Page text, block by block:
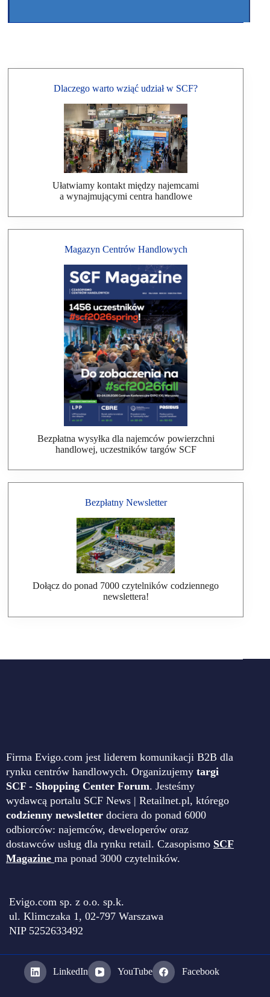
Dlaczego warto wziąć udział w SCF?
Ułatwiamy kontakt między najemcami
a wynajmującymi centra handlowe
Magazyn Centrów Handlowych
Bezpłatna wysyłka dla najemców powierzchni
handlowej, uczestników targów SCF
Bezpłatny Newsletter
Dołącz do ponad 7000 czytelników codziennego
newslettera!
Firma Evigo.com jest liderem komunikacji B2B dla
rynku centrów handlowych. Organizujemy targi
SCF - Shopping Center Forum. Jesteśmy
wydawcą portalu SCF News | Retailnet.pl, którego
codzienny newsletter dociera do ponad 6000
odbiorców: najemców, deweloperów oraz
dostawców usług dla rynku retail. Czasopismo SCF
Magazine ma ponad 3000 czytelników.
Evigo.com sp. z o.o. sp.k.
ul. Klimczaka 1, 02-797 Warszawa
NIP 5252633492
LinkedIn YouTube Facebook